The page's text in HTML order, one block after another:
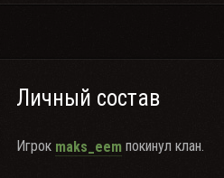
Личный состав
Игрок maks_eem покинул клан.